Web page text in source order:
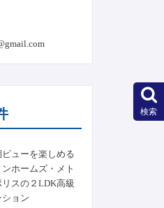
ビューを楽しめる
ンホームズ・メト
リスの２LDK高級
ション
検索